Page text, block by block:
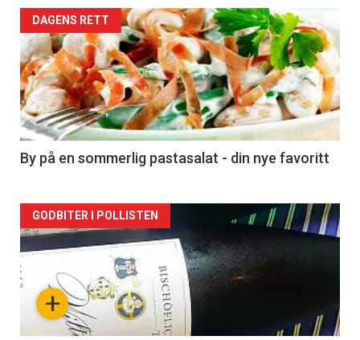
Forsiden
akkurat
nå
-
5
DAGENS RETT
By på en sommerlig pastasalat - din nye favoritt
Forsiden
akkurat
nå+
GODBITER I POLLISTEN